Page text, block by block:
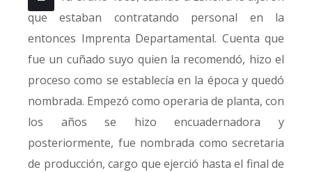
que estaban contratando personal en la
entonces Imprenta Departamental. Cuenta que
fue un cuñado suyo quien la recomendó, hizo el
proceso como se establecía en la época y quedó
nombrada. Empezó como operaria de planta, con
los años se hizo encuadernadora y
posteriormente, fue nombrada como secretaria
de producción, cargo que ejerció hasta el final de